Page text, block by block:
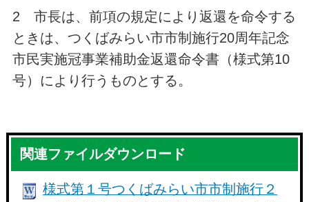
2 市長は、前項の規定により返還を命令する
ときは、つくばみらい市市制施行20周年記念
市民実施冠事業補助金返還命令書（様式第10
号）により行うものとする。
関連ファイルダウンロード
様式第１号つくばみらい市市制施行２